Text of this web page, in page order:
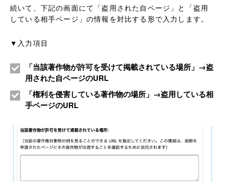
続いて、下記の画面にて「盗用された自ページ」と「盗用
している相手ページ」の情報を対比する形で入力します。
▼入力項目
「当該著作物が許可を受けて掲載されている場所」→盗
用された自ページのURL
「権利を侵害している著作物の場所」→盗用している相
手ページのURL